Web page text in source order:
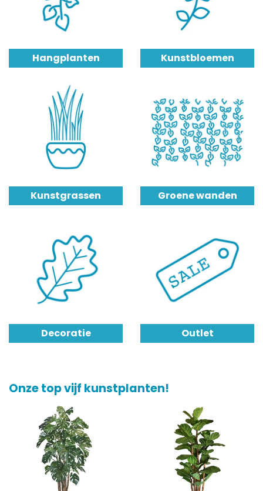
Hangplanten Kunstbloemen
Kunstgrassen Groene wanden
Decoratie Outlet
Onze top vijf kunstplanten!